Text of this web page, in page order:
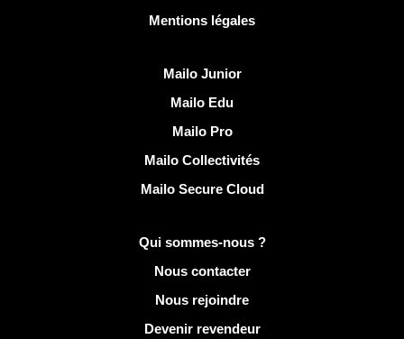
Mentions légales
Mailo Junior
Mailo Edu
Mailo Pro
Mailo Collectivités
Mailo Secure Cloud
Plus d'infos sur MailoQui sommes-nous ?
Nous contacter
Nous rejoindre
Devenir revendeur